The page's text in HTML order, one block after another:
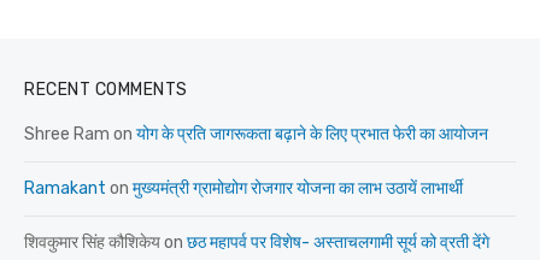
RECENT COMMENTS
Shree Ram on योग के प्रति जागरूकता बढ़ाने के लिए प्रभात फेरी का आयोजन
Ramakant on मुख्यमंत्री ग्रामोद्योग रोजगार योजना का लाभ उठायें लाभार्थी
शिवकुमार सिंह कौशिकेयon छठ महापर्व पर विशेष- अस्ताचलगामी सूर्य को व्रती देंगे